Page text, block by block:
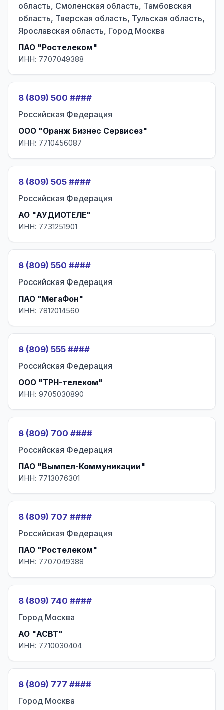
область, Смоленская область, Тамбовская
область, Тверская область, Тульская область,
Ярославская область, Город Москва
ПАО "Ростелеком"
ИНН: 7707049388
8 (809) 500 ####
Российская Федерация
ООО "Оранж Бизнес Сервисез"
ИНН: 7710456087
8 (809) 505 ####
Российская Федерация
АО "АУДИОТЕЛЕ"
ИНН: 7731251901
8 (809) 550 ####
Российская Федерация
ПАО "МегаФон"
ИНН: 7812014560
8 (809) 555 ####
Российская Федерация
ООО "ТРН-телеком"
ИНН: 9705030890
8 (809) 700 ####
Российская Федерация
ПАО "Вымпел-Коммуникации"
ИНН: 7713076301
8 (809) 707 ####
Российская Федерация
ПАО "Ростелеком"
ИНН: 7707049388
8 (809) 740 ####
Город Москва
АО "АСВТ"
ИНН: 7710030404
8 (809) 777 ####
Город Москва